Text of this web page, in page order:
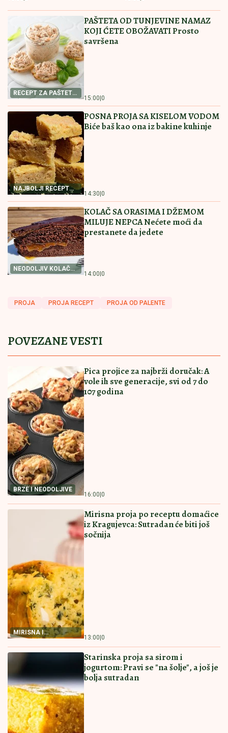
(FOTO) TORTA U OBLIKU SRCA, LATICE PO PODU
Dragan Stanković pokazao kako slavi rođendan nove
verenice, već žive zajedno, odao ih jedan detalj
Morske zvezde jedva pokrile
najintimnije delove! JK u prepunom
klubu "vraćala muškarce u život" -
Pogledajte samo vruće snimke
"TO MU JE MOJ POKLON ZA
SVADBU"
Draganovoj veridbi, DETALJIMA
VENČANJA SA TIGROM, žestoko
preti:"Nisam ušla u pekaru da pravim
kiflice" (VIDEO)
Pročitajte još
forinta!
Baš voli fudbalere! Izabela pomaže
rastrzanom Gonzalesu
"Ubica leta" stiže u Srbiju? Oglasio se poznati
meteorolog, evo šta nas čeka
PREPORUCUJEMO I OVE RECEPTE